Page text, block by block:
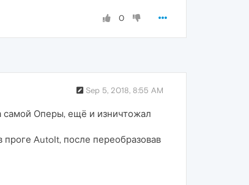
0
Sep 5, 2018, 8:55 AM
самой Оперы, ещё и изничтожал
AutoIt, после переобразовав